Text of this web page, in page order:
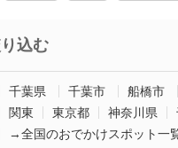
込む
千葉県 千葉市 船橋市
関東
東京都 神奈川県
→全国のおでかけスポット一